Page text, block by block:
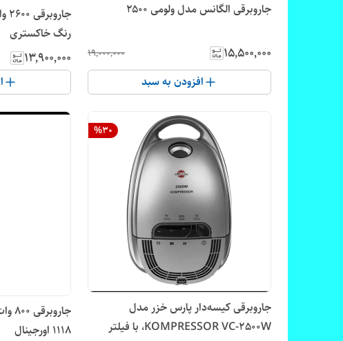
جاروبرقی الگانس مدل ولومی ۲۵۰۰
۱۵٬۵۰۰٬۰۰۰ ۱۹٬۰۰۰٬۰۰۰
افزودن به سبد
رنگ خاکستری
۱۳٬۹۰۰٬۰۰۰
%30
جاروبرقی کیسه‌‎دار پارس خزر مدل
KOMPRESSOR VC-2500W، با فیلتر
1118 اورجینال